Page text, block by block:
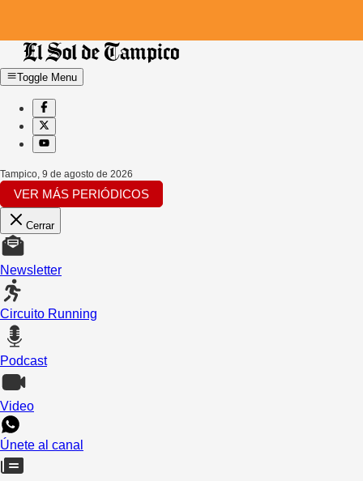
Toggle Menu
Tampico, 9 de agosto de 2026
VER MÁS PERIÓDICOS
Cerrar
Newsletter
Circuito Running
Podcast
Video
Únete al canal